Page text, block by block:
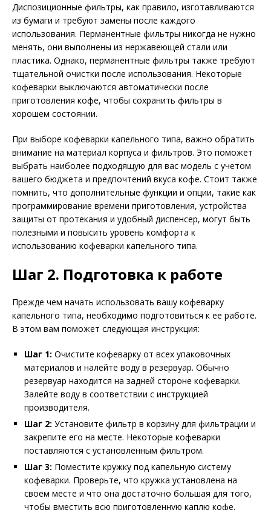
Диспозиционные фильтры, как правило, изготавливаются
из бумаги и требуют замены после каждого
использования. Перманентные фильтры никогда не нужно
менять, они выполнены из нержавеющей стали или
пластика. Однако, перманентные фильтры также требуют
тщательной очистки после использования. Некоторые
кофеварки выключаются автоматически после
приготовления кофе, чтобы сохранить фильтры в
хорошем состоянии.
При выборе кофеварки капельного типа, важно обратить
внимание на материал корпуса и фильтров. Это поможет
выбрать наиболее подходящую для вас модель с учетом
вашего бюджета и предпочтений вкуса кофе. Стоит также
помнить, что дополнительные функции и опции, такие как
программирование времени приготовления, устройства
защиты от протекания и удобный диспенсер, могут быть
полезными и повысить уровень комфорта к
использованию кофеварки капельного типа.
Шаг 2. Подготовка к работе
Прежде чем начать использовать вашу кофеварку
капельного типа, необходимо подготовиться к ее работе.
В этом вам поможет следующая инструкция:
Шаг 1: Очистите кофеварку от всех упаковочных
материалов и налейте воду в резервуар. Обычно
резервуар находится на задней стороне кофеварки.
Залейте воду в соответствии с инструкцией
производителя.
Шаг 2: Установите фильтр в корзину для фильтрации и
закрепите его на месте. Некоторые кофеварки
поставляются с установленным фильтром.
Шаг 3: Поместите кружку под капельную систему
кофеварки. Проверьте, что кружка установлена на
своем месте и что она достаточно большая для того,
чтобы вместить всю приготовленную каплю кофе.